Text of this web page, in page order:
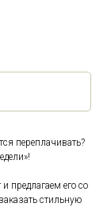
переплачивать?
предлагаем его со
стильную